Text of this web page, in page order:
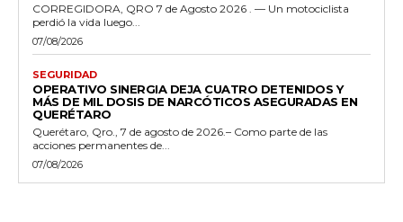
CORREGIDORA, QRO 7 de Agosto 2026 . — Un motociclista
perdió la vida luego...
07/08/2026
SEGURIDAD
OPERATIVO SINERGIA DEJA CUATRO DETENIDOS Y
MÁS DE MIL DOSIS DE NARCÓTICOS ASEGURADAS EN
QUERÉTARO
Querétaro, Qro., 7 de agosto de 2026.– Como parte de las
acciones permanentes de...
07/08/2026